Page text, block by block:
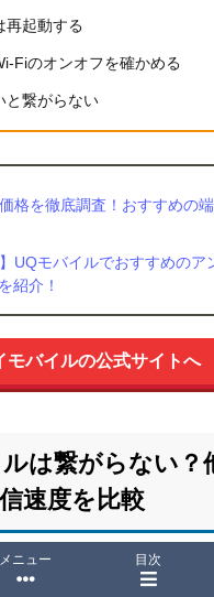
再起動する
Fiのオンオフを確かめる
と繋がらない
格を徹底調査！おすすめの
】UQモバイルでおすすめのア
紹介！
モバイルの公式サイトへ
は繋がらない？
速度を比較
メニュー 目次